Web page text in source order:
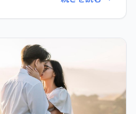
ものではなく、日々の積